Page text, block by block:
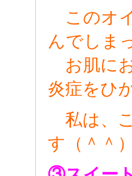
このオ
んでしま
お肌に
炎症をひ
私は、
す（＾＾）